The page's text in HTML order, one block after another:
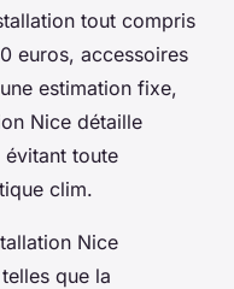
tout compris
euros, accessoires
estimation fixe,
Nice détaille
évitant toute
clim.
Nice
que la